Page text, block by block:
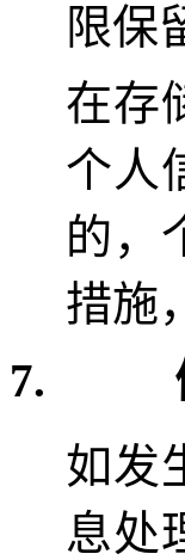
限保
在存
个人
的，
措施
7.
如发
息处